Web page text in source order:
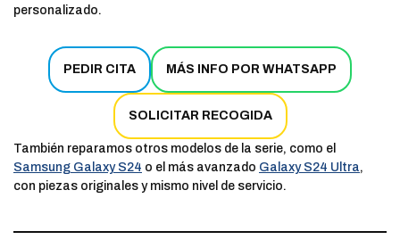
personalizado.
PEDIR CITA MÁS INFO POR WHATSAPP
SOLICITAR RECOGIDA
También reparamos otros modelos de la serie, como el
Samsung Galaxy S24 o el más avanzado Galaxy S24 Ultra,
con piezas originales y mismo nivel de servicio.